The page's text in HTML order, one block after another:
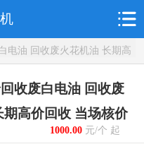
电油 回收废火花机油 长期高
收废白电油 回收废
期高价回收 当场核价
1000.00元/个 起